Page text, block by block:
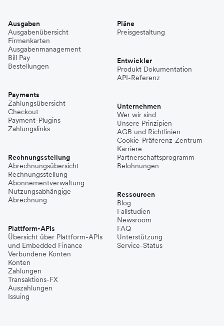
Ausgaben
Ausgabenübersicht
Firmenkarten
Ausgabenmanagement
Bill Pay
Bestellungen
Payments
Zahlungsübersicht
Checkout
Payment-Plugins
Zahlungslinks
Rechnungsstellung
Abrechnungsübersicht
Rechnungsstellung
Abonnementverwaltung
Nutzungsabhängige
Abrechnung
Plattform-APIs
Übersicht über Plattform-APIs
und Embedded Finance
Verbundene Konten
Konten
Zahlungen
Transaktions-FX
Auszahlungen
Issuing
Pläne
Preisgestaltung
Entwickler
Produkt Dokumentation
API-Referenz
Unternehmen
Wer wir sind
Unsere Prinzipien
AGB und Richtlinien
Cookie-Präferenz-Zentrum
Karriere
Partnerschaftsprogramm
Belohnungen
Ressourcen
Blog
Fallstudien
Newsroom
FAQ
Unterstützung
Service-Status